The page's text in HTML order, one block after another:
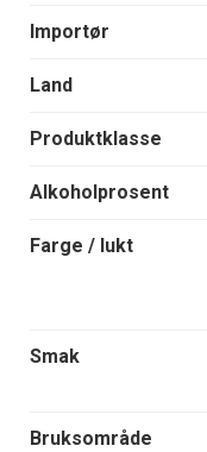
Importør
Land
Produktklasse
Alkoholprosent
Farge / lukt
Smak
Bruksområde